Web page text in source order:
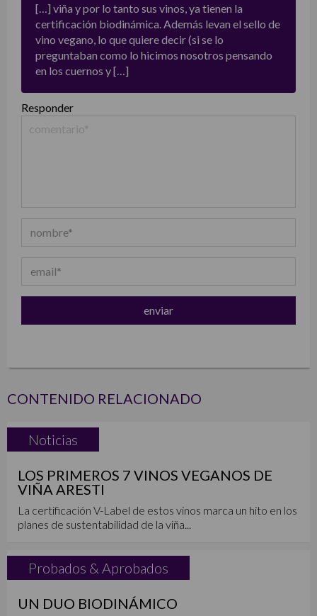
[…] viña y por lo tanto sus vinos, ya tienen la
certificación biodinámica. Además levan el sello de
vino vegano, lo que quiere decir (si se lo
preguntaban como lo hicimos nosotros pensando
en los cuernos y […]
Responder
CONTENIDO RELACIONADO
Noticias
LOS PRIMEROS 7 VINOS VEGANOS DE
VIÑA ARESTI
La certificación V-Label de estos vinos marca un hito en los
planes de sustentabilidad de la viña...
Probados & Aprobados
UN DUO BIODINÁMICO